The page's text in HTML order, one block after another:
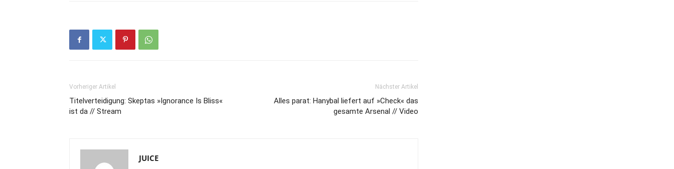
Vorheriger Artikel
Titelverteidigung: Skeptas »Ignorance Is Bliss«
ist da // Stream
Nächster Artikel
Alles parat: Hanybal liefert auf »Check« das
gesamte Arsenal // Video
JUICE